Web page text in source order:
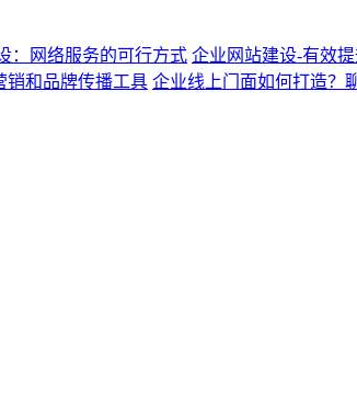
：网络服务的可行方式 企业网站建设-有效
销和品牌传播工具 企业线上门面如何打造？